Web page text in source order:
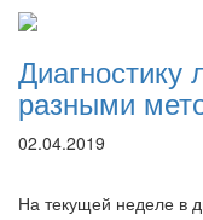
Диагностику
разными
02.04.2019
На текущей неделе в